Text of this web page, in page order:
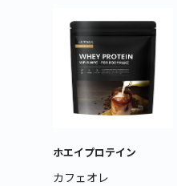
ホエイプロテイン
カフェオレ